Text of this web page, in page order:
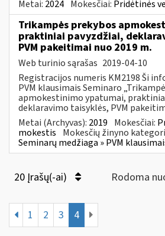
Metai: 2024 Mokesčiai: Pridėtinės
Trikampės prekybos
praktiniai pavyzdžiai,
PVM pakeitimai nuo 2019 m.
Web turinio sąrašas 2019-04-10
Registracijos numeris KM2198 Ši
PVM klausimais Seminaro
apmokestinimo ypatumai,
deklaravimo taisyklės, PVM
Metai (Archyvas): 2019 Mokesčiai:
mokestis Mokesčių žinyno
Seminarų medžiaga » PVM
20 Įrašų(-ai) Rodoma
1 2 3 4